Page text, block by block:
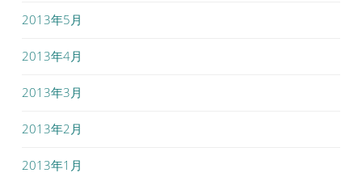
2013年5月
2013年4月
2013年3月
2013年2月
2013年1月